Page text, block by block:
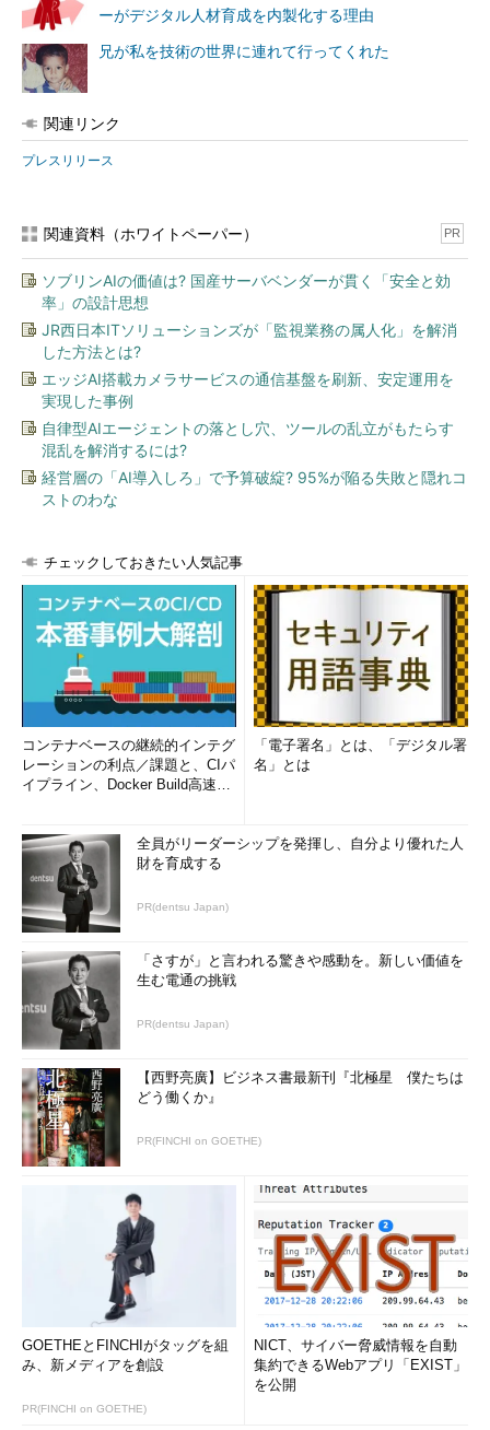
ーがデジタル人材育成を内製化する理由
兄が私を技術の世界に連れて行ってくれた
関連リンク
プレスリリース
関連資料（ホワイトペーパー） PR
ソブリンAIの価値は? 国産サーバベンダーが貫く「安全と効
率」の設計思想
JR西日本ITソリューションズが「監視業務の属人化」を解消
した方法とは?
エッジAI搭載カメラサービスの通信基盤を刷新、安定運用を
実現した事例
自律型AIエージェントの落とし穴、ツールの乱立がもたらす
混乱を解消するには?
経営層の「AI導入しろ」で予算破綻? 95%が陥る失敗と隠れコ
ストのわな
チェックしておきたい人気記事
コンテナベースの継続的インテグ
レーションの利点／課題と、CIパ
イプライン、Docker Build高速化
「電子署名」とは、「デジタル署
名」とは
全員がリーダーシップを発揮し、自分より優れた人
財を育成する
PR(dentsu Japan)
「さすが」と言われる驚きや感動を。新しい価値を
生む電通の挑戦
PR(dentsu Japan)
【西野亮廣】ビジネス書最新刊『北極星 僕たちは
どう働くか』
PR(FINCHI on GOETHE)
GOETHEとFINCHIがタッグを組
み、新メディアを創設
PR(FINCHI on GOETHE)
NICT、サイバー脅威情報を自動
集約できるWebアプリ「EXIST」
を公開